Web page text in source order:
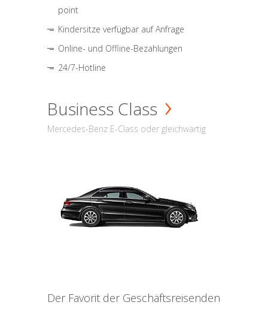
point
Kindersitze verfügbar auf Anfrage
Online- und Offline-Bezahlungen
24/7-Hotline
Business Class
Mercedes-Benz E-Class oder gleichwärtig
Der Favorit der Geschäftsreisenden